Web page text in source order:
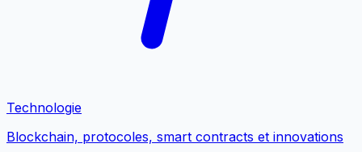
Technologie
Blockchain, protocoles, smart contracts et innovations